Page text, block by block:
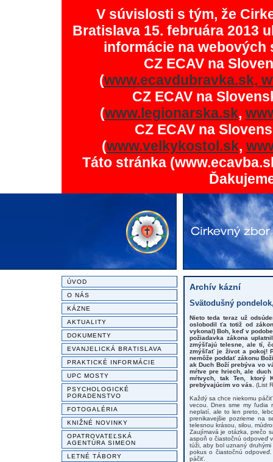
V súvislosti s tým, že
Bratislava 15. februára 2013
informácie na
CZ ECAV na
(www.ecavdubravka.sk,
CZ ECAV na
(www.legionarska.sk,
CZ ECAV na
(www.velkykostol.sk,
Táto stránka
ÚVOD
O NÁS
KÁZNE
AKTUALITY
DOKUMENTY
EVANJELICKÁ BRATISLAVA
PRAKTICKÉ INFORMÁCIE
UPC MOSTY
PSYCHOLOGICKÉ
PORADENSTVO
FOTOGALÉRIA
KNIŽNÉ NOVINKY
OPATROVATEĽSKÁ
AGENTÚRA SIMEON
LETNÉ TÁBORY
Archív kázní
Svätodušný
Nieto teda teraz už
oslobodil ťa totiž od
vykonal) Boh, keď v
požiadavka zákona
zmýšľajú telesne, ale tí,
zmýšľať je život a pokoj!
nemôže poddať zákonu
ak Duch Boží prebýva vo
mŕtve pre hriech, ale
mŕtvych, tak Ten, ktorý
prebývajúcim vo vás. (List
Každý sa chce niekomu
vecou. Dnes sme my ľudia
neplatí, ale to len preto,
prenikavejšie pozrieme na
telesnou krásou, silou,
Zaujímavá je otázka, prečo
aspoň o čiastočnú odpoveď
túži, aby bol uznaný
pokus o čiastočnú
páčiť.